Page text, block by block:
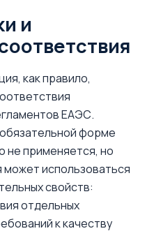
и
как правило,
ЕАЭС.
форме
не применяется, но
использоваться
свойств:
отдельных
к качеству